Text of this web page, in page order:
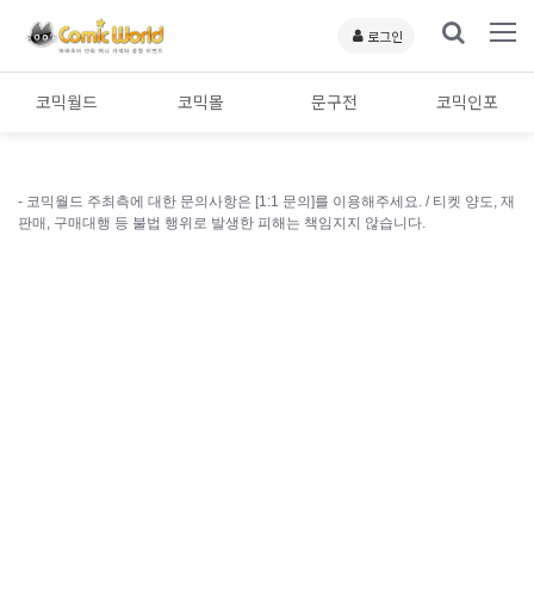
로그인
코믹월드 코믹몰 문구전 코믹인포
- 코믹월드 주최측에 대한 문의사항은 [1:1 문의]를 이용해주세요. / 티켓 양도, 재
판매, 구매대행 등 불법 행위로 발생한 피해는 책임지지 않습니다.